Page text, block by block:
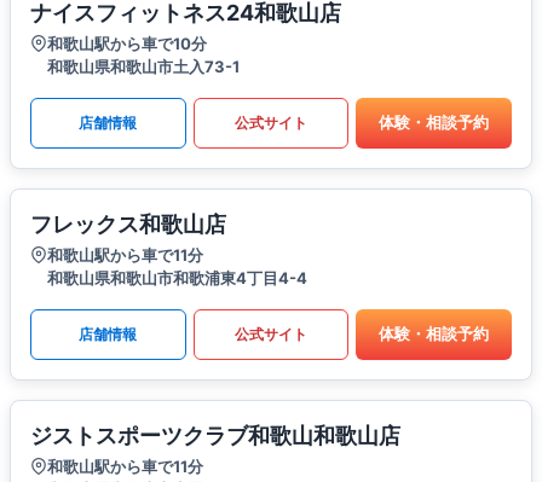
ナイスフィットネス24和歌山店
和歌山駅から車で10分
和歌山県和歌山市土入73-1
店舗情報 公式サイト 体験・相談予約
フレックス和歌山店
和歌山駅から車で11分
和歌山県和歌山市和歌浦東4丁目4-4
店舗情報 公式サイト 体験・相談予約
ジストスポーツクラブ和歌山和歌山店
和歌山駅から車で11分